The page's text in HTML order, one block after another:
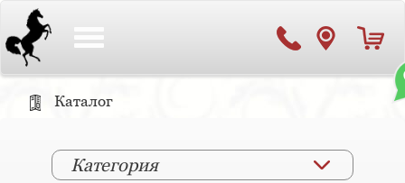
Каталог
Категория